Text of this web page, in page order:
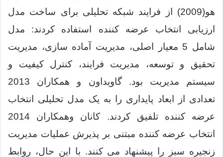
هو(2009) از فرایند شبکه تحلیلی برای ساخت مدل
ارزیابی انتخاب عرضه کننده استفاده کردند: مدل
شامل 5 معیار اصلی، مدیریت آماده سازی، مدیریت
تحقیق و توسعه، مدیریت فرایند، کنترل کیفیت و
سیستم مدیریت بود. گاویداون و همکاران 2013
تعدادی از ابعاد پایداری را به یک مدل تحلیلی انتخاب
عرضه کننده تلفیق کردند. کانان وهمکاران 2014
انتخاب عرضه کننده مبتنی بر پذیرش عملیات مدیریت
زنجیره سبز را پیشنهاد می کنند. با این حال، روابط